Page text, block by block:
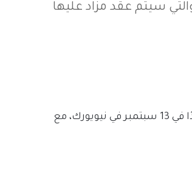
المتبقية والتي سيتم عقد مزاد عليها
منصة ‎Voyager تصفي أصولها في المزاد، حيث سيعقد المقرض المنهار مزادًا في 13 سبتمبر في نيويورك، مع